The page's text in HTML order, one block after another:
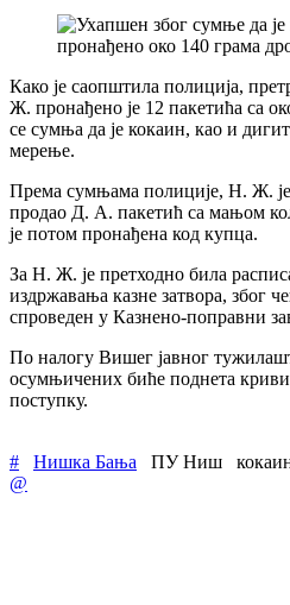
Како је саопштила полиција,
Ж. пронађено је 12 пакетића са
се сумња да је кокаин, као и
мерење.
Према сумњама полиције, Н. Ж. је
продао Д. А. пакетић са мањом
је потом пронађена код купца.
За Н. Ж. је претходно била
издржавања казне затвора, због
спроведен у Казнено-поправни
По налогу Вишег јавног
осумњичених биће поднета
поступку.
# Нишка Бања ПУ Ниш
@